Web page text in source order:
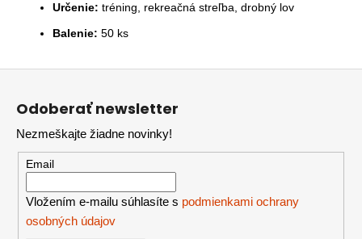
Určenie: tréning, rekreačná streľba, drobný lov
Balenie: 50 ks
Odoberať newsletter
Nezmeškajte žiadne novinky!
Email
Vložením e-mailu súhlasíte s podmienkami ochrany
osobných údajov